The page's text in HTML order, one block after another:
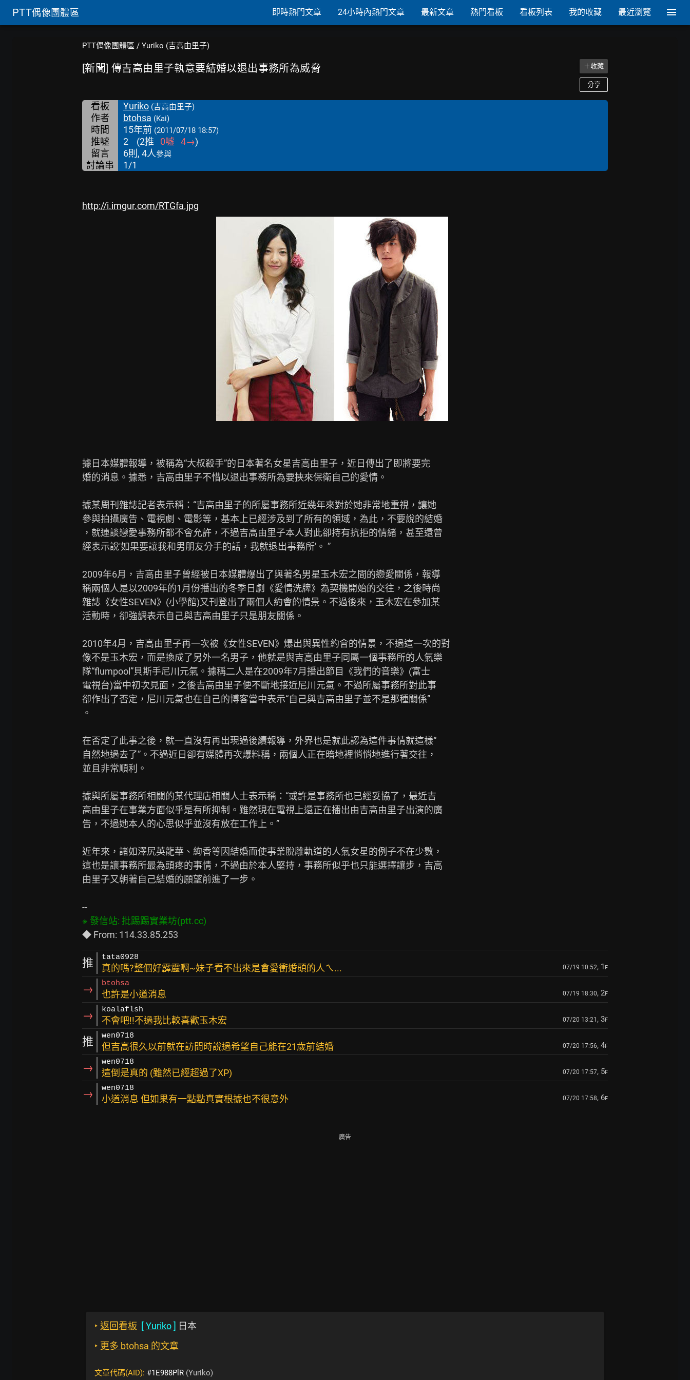
PTT偶像團體區 即時熱門文章 24小時內熱門文章 最新文章 熱門看板 看板列表 我的收藏 最近瀏覽
PTT偶像團體區 / Yuriko (吉高由里子)
[新聞] 傳吉高由里子執意要結婚以退出事務所為威脅 ＋收藏
分享
看板 Yuriko (吉高由里子)
作者 btohsa (Kai)
時間 15年前 (2011/07/18 18:57)
推噓 2 (2推 0噓 4→)
留言
6則, 4人參與
討論串 1/1
http://i.imgur.com/RTGfa.jpg
據日本媒體報導，被稱為“大叔殺手”的日本著名女星吉高由里子，近日傳出了即將要完
婚的消息。據悉，吉高由里子不惜以退出事務所為要挾來保衛自己的愛情。
據某周刊雜誌記者表示稱：“吉高由里子的所屬事務所近幾年來對於她非常地重視，讓她
參與拍攝廣告、電視劇、電影等，基本上已經涉及到了所有的領域，為此，不要說的結婚
，就連談戀愛事務所都不會允許，不過吉高由里子本人對此卻持有抗拒的情緒，甚至還曾
經表示說'如果要讓我和男朋友分手的話，我就退出事務所'。 ”
2009年6月，吉高由里子曾經被日本媒體爆出了與著名男星玉木宏之間的戀愛關係，報導
稱兩個人是以2009年的1月份播出的冬季日劇《愛情洗牌》為契機開始的交往，之後時尚
雜誌《女性SEVEN》(小學館)又刊登出了兩個人約會的情景。不過後來，玉木宏在參加某
活動時，卻強調表示自己與吉高由里子只是朋友關係。
2010年4月，吉高由里子再一次被《女性SEVEN》爆出與異性約會的情景，不過這一次的對
像不是玉木宏，而是換成了另外一名男子，他就是與吉高由里子同屬一個事務所的人氣樂
隊“flumpool”貝斯手尼川元氣。據稱二人是在2009年7月播出節目《我們的音樂》(富士
電視台)當中初次見面，之後吉高由里子便不斷地接近尼川元氣。不過所屬事務所對此事
卻作出了否定，尼川元氣也在自己的博客當中表示“自己與吉高由里子並不是那種關係”
。
在否定了此事之後，就一直沒有再出現過後續報導，外界也是就此認為這件事情就這樣“
自然地過去了”。不過近日卻有媒體再次爆料稱，兩個人正在暗地裡悄悄地進行著交往，
並且非常順利。
據與所屬事務所相關的某代理店相關人士表示稱：“或許是事務所也已經妥協了，最近吉
高由里子在事業方面似乎是有所抑制。雖然現在電視上還正在播出由吉高由里子出演的廣
告，不過她本人的心思似乎並沒有放在工作上。”
近年來，諸如澤尻英龍華、絢香等因結婚而使事業脫離軌道的人氣女星的例子不在少數，
這也是讓事務所最為頭疼的事情，不過由於本人堅持，事務所似乎也只能選擇讓步，吉高
由里子又朝著自己結婚的願望前進了一步。
推 tata0928
真的嗎?整個好霹靂啊~妹子看不出來是會愛衝婚頭的人ㄟ... 07/19 10:52, 1 F
→ btohsa
也許是小道消息 07/19 18:30, 2F
→ koalaflsh
不會吧!!不過我比較喜歡玉木宏 07/20 13:21 , 3F
推 wen0718
但吉高很久以前就在訪問時說過希望自己能在21歲前結婚 07/20 17:56, 4F
→ wen0718
這倒是真的 (雖然已經超過了XP) 07/20 17:57, 5F
→ wen0718
小道消息 但如果有一點點真實根據也不很意外 07/20 17:58, 6F
廣告
‣ 返回看板 [Yuriko] 日本
‣ 更多 btohsa 的文章
文章代碼(AID): #1E988PlR (Yuriko)